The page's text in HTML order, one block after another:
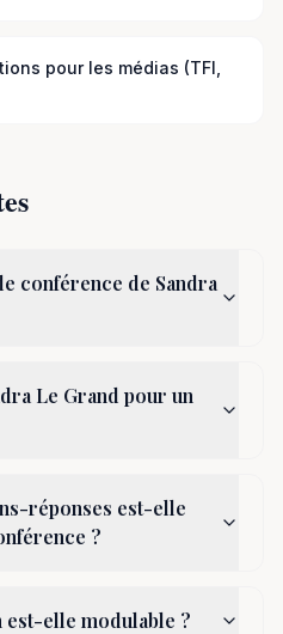
pour les médias (TFI,
conférence de Sandra
Le Grand pour un
réponses est-elle
?
elle modulable ?